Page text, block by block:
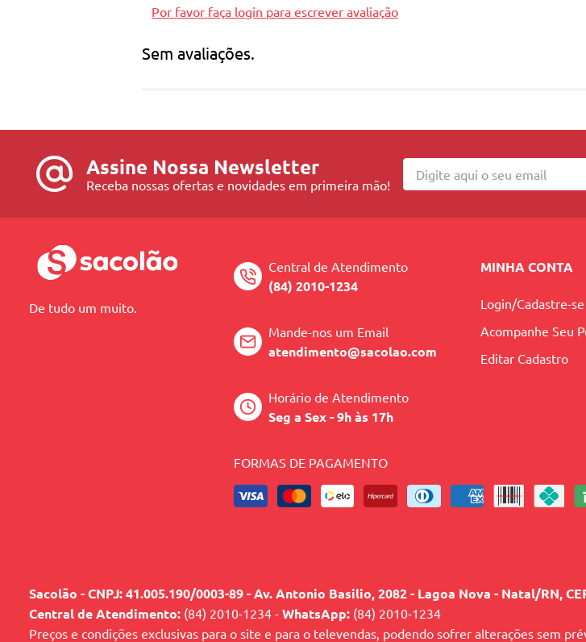
Por favor faça login para escrever avaliação
Sem avaliações.
Assine Nossa Newsletter
Receba nossas ofertas e novidades em primeira mão!
De tudo um muito.
Central de Atendimento
(84) 2010-1234
Mande-nos um Email
atendimento@sacolao.com
Horário de Atendimento
Seg a Sex - 9h às 17h
MINHA CONTA
Login/Cadastre-se
Acompanhe Seu
Editar Cadastro
FORMAS DE PAGAMENTO
Sacolão - CNPJ: 41.005.190/0003-89 - Av. Antonio Basilio, 2082 - Lagoa Nova - Natal/RN,
Central de Atendimento: (84) 2010-1234 - WhatsApp: (84) 2010-1234
Preços e condições exclusivas para o site e para o televendas, podendo sofrer alterações sem